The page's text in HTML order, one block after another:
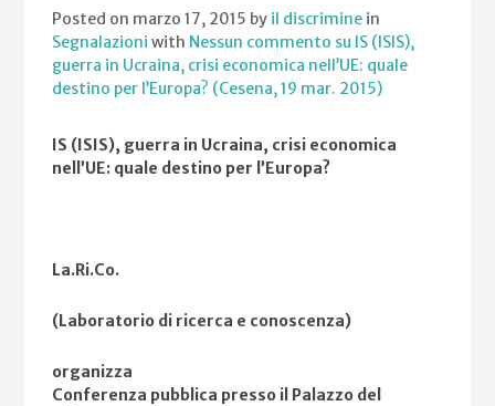
Posted on marzo 17, 2015 by il discrimine in
Segnalazioni with Nessun commento su IS (ISIS),
guerra in Ucraina, crisi economica nell’UE: quale
destino per l’Europa? (Cesena, 19 mar. 2015)
IS (ISIS), guerra in Ucraina, crisi economica
nell’UE: quale destino per l’Europa?
La.Ri.Co.
(Laboratorio di ricerca e conoscenza)
organizza
Conferenza pubblica presso il Palazzo del